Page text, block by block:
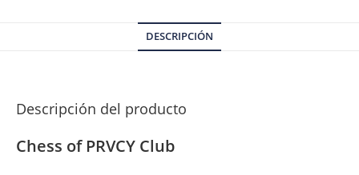
DESCRIPCIÓN
Descripción del producto
Chess of PRVCY Club